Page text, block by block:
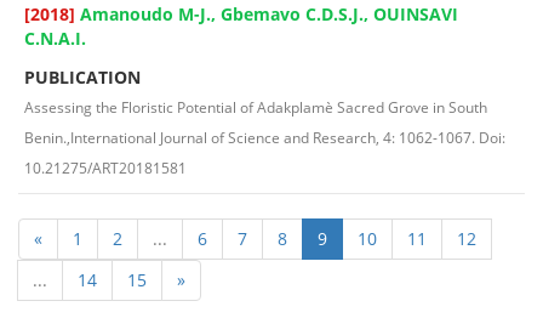
[2018] Amanoudo M-J., Gbemavo C.D.S.J., OUINSAVI
C.N.A.I.
PUBLICATION
Assessing the Floristic Potential of Adakplamè Sacred Grove in South
Benin.,International Journal of Science and Research, 4: 1062-1067. Doi:
10.21275/ART20181581
« 1 2 ... 6 7 8 9 10 11
12
...
14 15 »